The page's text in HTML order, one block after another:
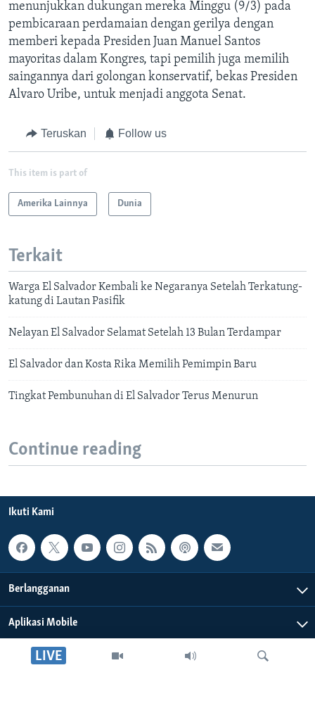
LIVE
menunjukkan dukungan mereka Minggu (9/3) pada
pembicaraan perdamaian dengan gerilya dengan
memberi kepada Presiden Juan Manuel Santos
mayoritas dalam Kongres, tapi pemilih juga memilih
saingannya dari golongan konservatif, bekas Presiden
Alvaro Uribe, untuk menjadi anggota Senat.
Teruskan Follow us
This item is part of
Amerika Lainnya Dunia
Terkait
Warga El Salvador Kembali ke Negaranya Setelah Terkatung-
katung di Lautan Pasifik
Nelayan El Salvador Selamat Setelah 13 Bulan Terdampar
El Salvador dan Kosta Rika Memilih Pemimpin Baru
Tingkat Pembunuhan di El Salvador Terus Menurun
Continue reading
Ikuti Kami
Berlangganan
Aplikasi Mobile
Tentang Kami